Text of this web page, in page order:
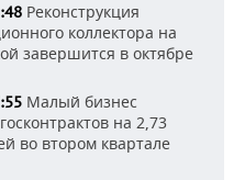
Реконструкция
коллектора на
завершится в октябре
Малый бизнес
на 2,73
во втором квартале